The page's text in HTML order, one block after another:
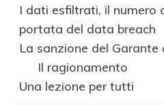
I dati esfiltrati, il numero
portata del data breach
La sanzione del Garante
Il ragionamento
Una lezione per tutti